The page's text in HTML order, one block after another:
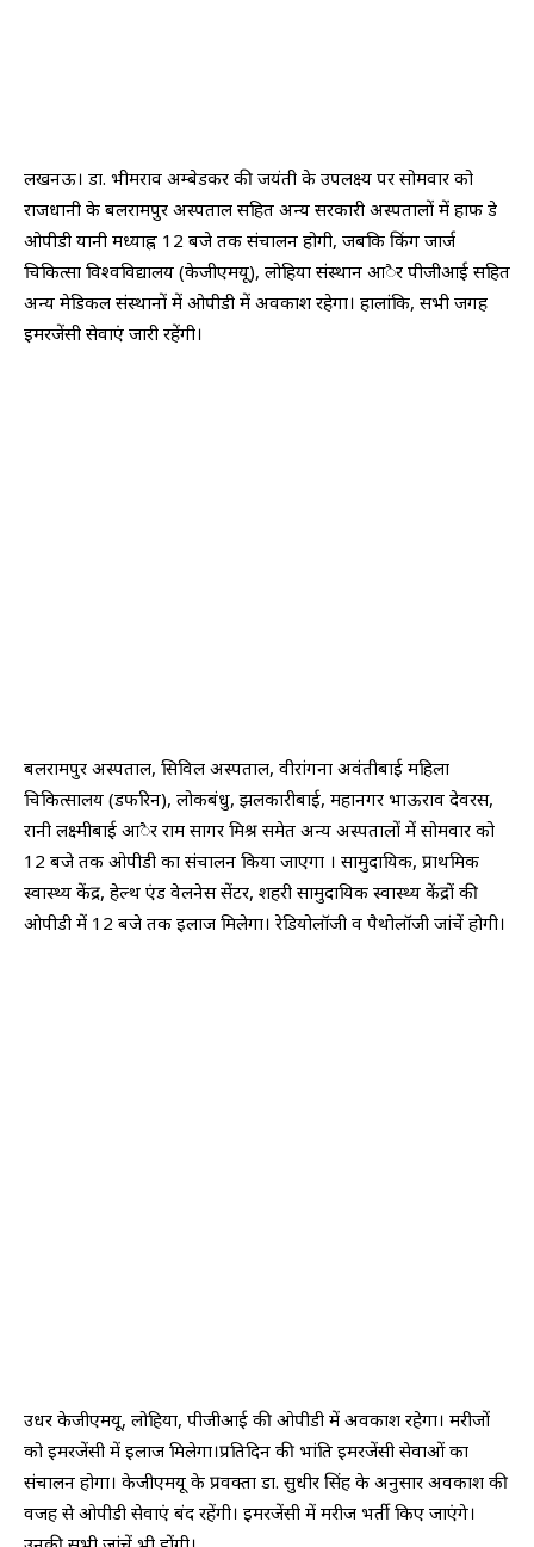
लखनऊ। डा. भीमराव अम्बेडकर की जयंती के उपलक्ष्य पर सोमवार को
राजधानी के बलरामपुर अस्पताल सहित अन्य सरकारी अस्पतालों में हाफ डे
ओपीडी यानी मध्याह्न 12 बजे तक संचालन होगी, जबकि किंग जार्ज
चिकित्सा विश्वविद्यालय (केजीएमयू), लोहिया संस्थान आैर पीजीआई सहित
अन्य मेडिकल संस्थानों में ओपीडी में अवकाश रहेगा। हालांकि, सभी जगह
इमरजेंसी सेवाएं जारी रहेंगी।
बलरामपुर अस्पताल, सिविल अस्पताल, वीरांगना अवंतीबाई महिला
चिकित्सालय (डफरिन), लोकबंधु, झलकारीबाई, महानगर भाऊराव देवरस,
रानी लक्ष्मीबाई आैर राम सागर मिश्र समेत अन्य अस्पतालों में सोमवार को
12 बजे तक ओपीडी का संचालन किया जाएगा । सामुदायिक, प्राथमिक
स्वास्थ्य केंद्र, हेल्थ एंड वेलनेस सेंटर, शहरी सामुदायिक स्वास्थ्य केंद्रों की
ओपीडी में 12 बजे तक इलाज मिलेगा। रेडियोलॉजी व पैथोलॉजी जांचें होगी।
उधर केजीएमयू, लोहिया, पीजीआई की ओपीडी में अवकाश रहेगा। मरीजों
को इमरजेंसी में इलाज मिलेगा।प्रतिदिन की भांति इमरजेंसी सेवाओं का
संचालन होगा। केजीएमयू के प्रवक्ता डा. सुधीर सिंह के अनुसार अवकाश की
वजह से ओपीडी सेवाएं बंद रहेंगी। इमरजेंसी में मरीज भर्ती किए जाएंगे।